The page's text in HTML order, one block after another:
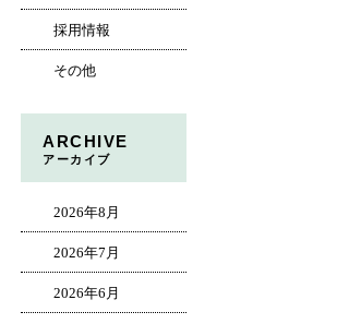
採用情報
その他
ARCHIVE
アーカイブ
2026年8月
2026年7月
2026年6月